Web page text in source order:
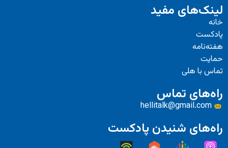
لینک‌های مفید
خانه
پادکست
هفته‌نامه
حمایت
تماس با هلی
راه‌های تماس
hellitalk@gmail.com
راه‌های شنیدن پادکست